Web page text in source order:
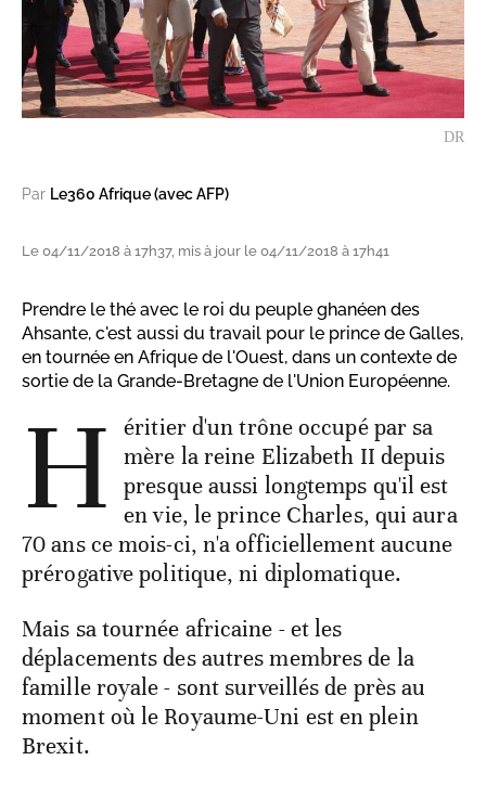
DR
Par Le360 Afrique (avec AFP)
Le 04/11/2018 à 17h37, mis à jour le 04/11/2018 à 17h41
Prendre le thé avec le roi du peuple ghanéen des
Ahsante, c'est aussi du travail pour le prince de Galles,
en tournée en Afrique de l'Ouest, dans un contexte de
sortie de la Grande-Bretagne de l'Union Européenne.
H
éritier d'un trône occupé par sa
mère la reine Elizabeth II depuis
presque aussi longtemps qu'il est
en vie, le prince Charles, qui aura
70 ans ce mois-ci, n'a officiellement aucune
prérogative politique, ni diplomatique.
Mais sa tournée africaine - et les
déplacements des autres membres de la
famille royale - sont surveillés de près au
moment où le Royaume-Uni est en plein
Brexit.